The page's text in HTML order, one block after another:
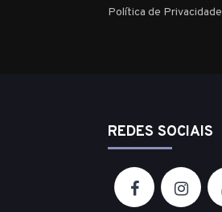
Política de Privacidade
REDES SOCIAIS